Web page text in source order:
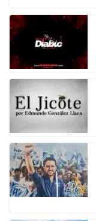
k
c
e
b
o
o
k
itt
er